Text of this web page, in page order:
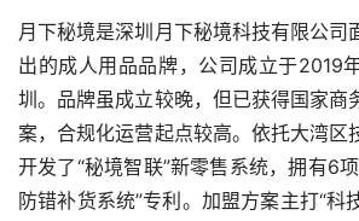
月下秘境是深圳月下秘境科技有限公司
出的成人用品品牌，公司成立于2019
圳。品牌虽成立较晚，但已获得国家商
案，合规化运营起点较高。依托大湾区
开发了“秘境智联”新零售系统，拥有6
防错补货系统”专利。加盟方案主打“科